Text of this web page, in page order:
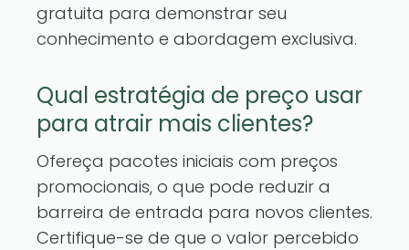
gratuita para demonstrar seu
conhecimento e abordagem exclusiva.
Qual estratégia de preço usar
para atrair mais clientes?
Ofereça pacotes iniciais com preços
promocionais, o que pode reduzir a
barreira de entrada para novos clientes.
Certifique-se de que o valor percebido